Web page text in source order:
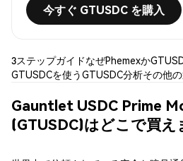
今すぐ GTUSDC を購入
3ステップガイドなぜPhemexか
GTUSDCを使うGTUSDC分析その他
Gauntlet USDC Prime
(GTUSDC)はどこで買え